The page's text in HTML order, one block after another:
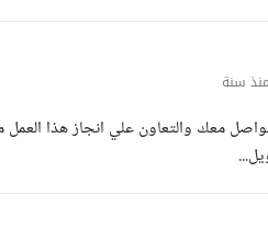
منذ سنة
معك والتعاون علي انجاز هذا